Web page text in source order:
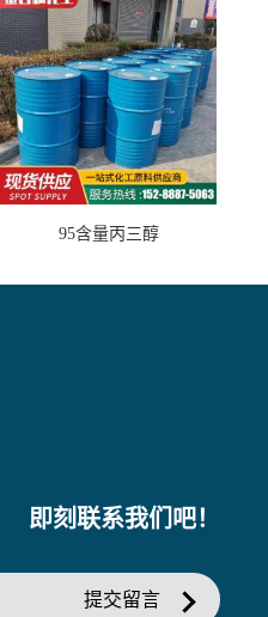
95含量丙三醇
即刻联系我们吧！
提交留言